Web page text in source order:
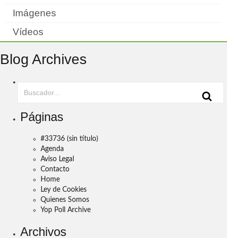
Imágenes
Vídeos
Blog Archives
Páginas
#33736 (sin título)
Agenda
Aviso Legal
Contacto
Home
Ley de Cookies
Quienes Somos
Yop Poll Archive
Archivos